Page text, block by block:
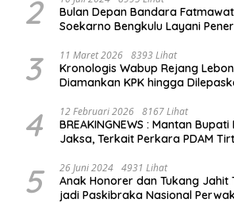
2
Bulan Depan Bandara
Soekarno Bengkulu Layani
3 11 Maret 2026 8393 Lihat
Kronologis Wabup Rejang
Diamankan KPK hingga
4 12 Februari 2026 8167 Lihat
BREAKINGNEWS : Mantan
Jaksa, Terkait Perkara PDAM
5 26 Juni 2024 4931 Lihat
Anak Honorer dan Tukang Jahit
jadi Paskibraka Nasional